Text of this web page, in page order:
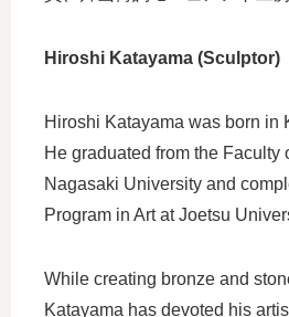
Hiroshi Katayama (Sculptor)
Hiroshi Katayama was born in
He graduated from the Faculty
Nagasaki University and
Program in Art at Joetsu
While creating bronze and
Katayama has devoted his